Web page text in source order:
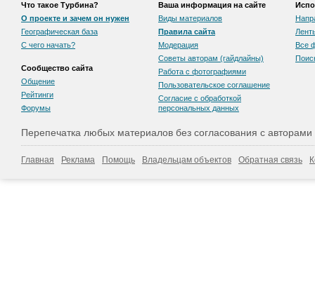
Что такое Турбина?
О проекте и зачем он нужен
Географическая база
С чего начать?
Сообщество сайта
Общение
Рейтинги
Форумы
Ваша информация на сайте
Виды материалов
Правила сайта
Модерация
Советы авторам (гайдлайны)
Работа с фотографиями
Пользовательскоe соглашение
Согласие с обработкой
персональных данных
Все
Перепечатка любых материалов без согласования с
Главная Реклама Помощь Владельцам объектов Обратная связь